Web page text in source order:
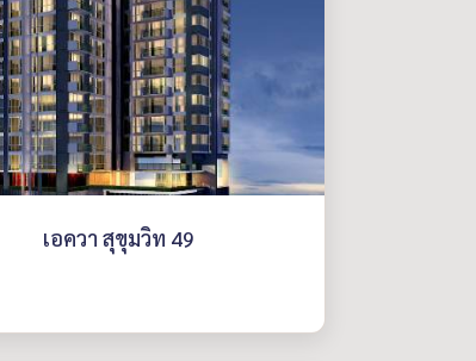
เอควา สุขุมวิท 49